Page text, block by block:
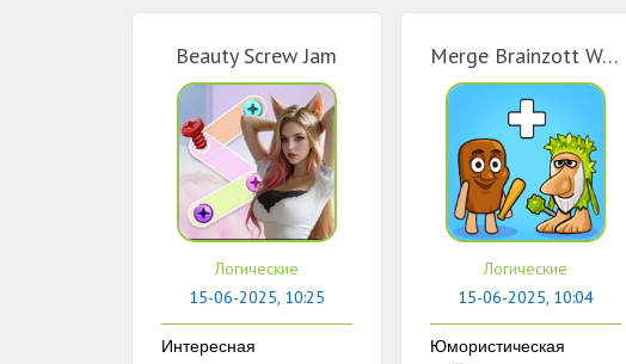
Beauty Screw Jam
Логические
15-06-2025, 10:25
Интересная
Merge Brainzott War Fight
Логические
15-06-2025, 10:04
Юмористическая